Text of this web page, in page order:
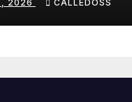
2026 CALLEDOSS